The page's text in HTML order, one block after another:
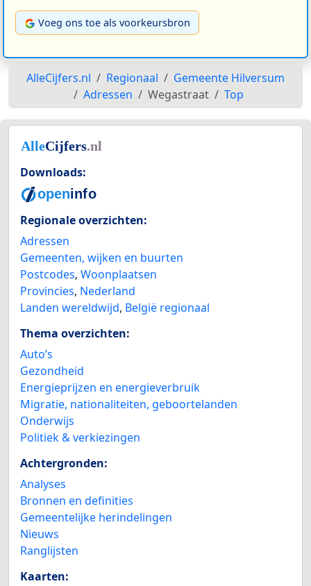
Voeg ons toe als voorkeursbron
AlleCijfers.nl Regionaal
Gemeente Hilversum
Adressen
Wegastraat Top
Downloads:
Regionale overzichten:
Adressen
Gemeenten, wijken en buurten
Postcodes, Woonplaatsen
Provincies, Nederland
Landen wereldwijd, België regionaal
Thema overzichten:
Auto’s
Gezondheid
Energieprijzen en energieverbruik
Migratie, nationaliteiten, geboortelanden
Onderwijs
Politiek & verkiezingen
Achtergronden:
Analyses
Bronnen en definities
Gemeentelijke herindelingen
Nieuws
Ranglijsten
Kaarten: